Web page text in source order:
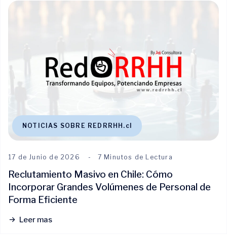
NOTICIAS SOBRE REDRRHH.cl
17 de Junio de 2026 7 Minutos de Lectura
Reclutamiento Masivo en Chile: Cómo
Incorporar Grandes Volúmenes de Personal de
Forma Eficiente
Leer mas